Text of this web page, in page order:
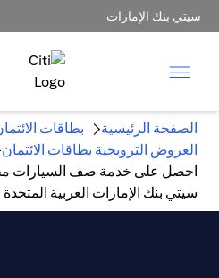
سيتي بنك الإمارات
الصفحة الرئيسية
بطاقات
العروض الترويجية بطاقات الائتمان
احصل على خدمة صف السيارات
سيتي بنك الإمارات العربية المتحدة